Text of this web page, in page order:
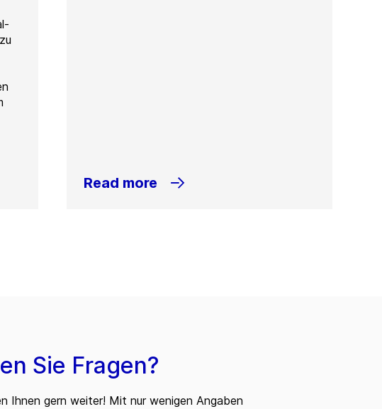
Read more
Sie Fragen?
Ihnen gern weiter! Mit nur wenigen Angaben